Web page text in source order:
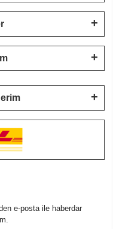
e-posta ile haberdar